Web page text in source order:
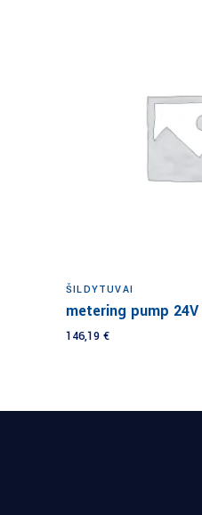
ŠILDYTUVAI
metering pump 24V
146,19 €